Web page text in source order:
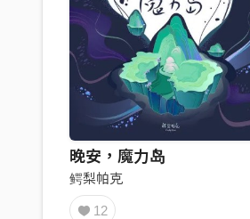
晚安，魔力岛
鳄梨帕克
12